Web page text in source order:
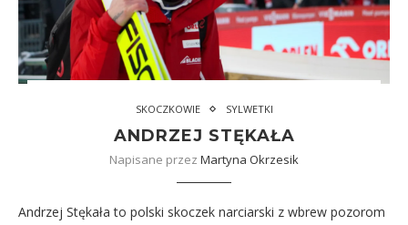
SKOCZKOWIE SYLWETKI
ANDRZEJ STĘKAŁA
Napisane przez Martyna Okrzesik
Andrzej Stękała to polski skoczek narciarski z wbrew pozorom